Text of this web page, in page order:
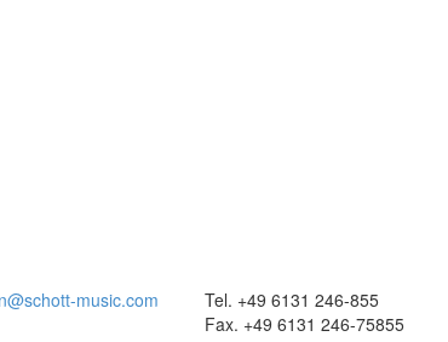
music.com
Tel. +49 6131 246-855
Fax. +49 6131 246-75855